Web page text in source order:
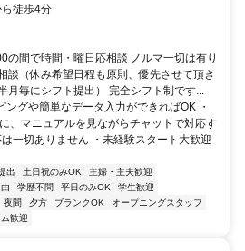
徒歩4分
の間で時間・曜日応相談 ノルマ一切は有り
談（休み希望日程も原則、優先させて頂き
月毎にシフト提出） 完全シフト制です...
グや簡単なデータ入力ができればOK ・
、マニュアルを見ながらチャットで対応す
一切ありません ・未経験スタート大歓迎
出 土日祝のみOK
主婦・主夫歓迎
学歴不問 平日のみOK
学生歓迎
夜間 夕方 ブランクOK
オープニングスタッフ
歓迎